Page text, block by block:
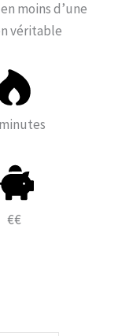
moins d’une
véritable
€€